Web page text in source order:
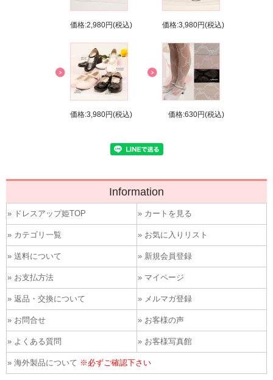
価格:2,980円(税込) 価格:3,980円(税込)
価格:3,980円(税込) 価格:630円(税込)
Information
» ドレスアップ姫TOP » カートを見る
» カテゴリ一覧 » お気に入りリスト
» 送料について » 新規会員登録
» お支払方法 » マイページ
» 返品・交換について » メルマガ登録
» お問合せ » お客様の声
» よくある質問 » お客様写真館
» 海外製品について ※必ずご確認下さい